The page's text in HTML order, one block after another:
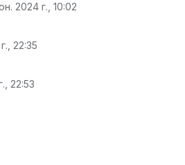
2024 г., 10:02
22:35
22:53